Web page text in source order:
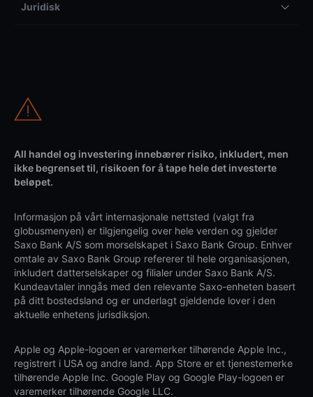
Juridisk
All handel og investering innebærer risiko, inkludert, men
ikke begrenset til, risikoen for å tape hele det investerte
beløpet.
Informasjon på vårt internasjonale nettsted (valgt fra
globusmenyen) er tilgjengelig over hele verden og gjelder
Saxo Bank A/S som morselskapet i Saxo Bank Group. Enhver
omtale av Saxo Bank Group refererer til hele organisasjonen,
inkludert datterselskaper og filialer under Saxo Bank A/S.
Kundeavtaler inngås med den relevante Saxo-enheten basert
på ditt bostedsland og er underlagt gjeldende lover i den
aktuelle enhetens jurisdiksjon.
Apple og Apple-logoen er varemerker tilhørende Apple Inc.,
registrert i USA og andre land. App Store er et tjenestemerke
tilhørende Apple Inc. Google Play og Google Play-logoen er
varemerker tilhørende Google LLC.